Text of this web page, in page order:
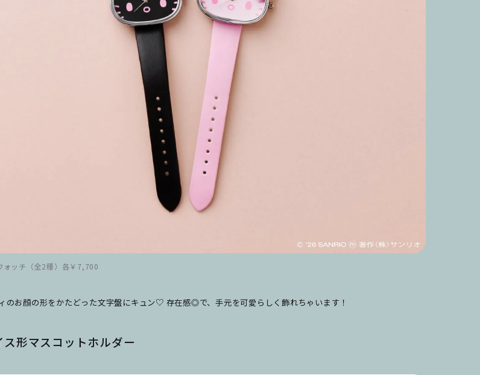
ォッチ（全2種）各￥7,700
のお顔の形をかたどった文字盤にキュン♡ 存在感◎で、手元を可愛らしく飾れちゃいます！
形マスコットホルダー